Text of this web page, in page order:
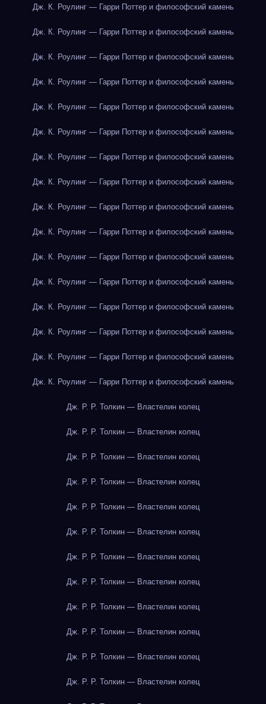
Дж. К. Роулинг — Гарри Поттер и философский камень
Дж. К. Роулинг — Гарри Поттер и философский камень
Дж. К. Роулинг — Гарри Поттер и философский камень
Дж. К. Роулинг — Гарри Поттер и философский камень
Дж. К. Роулинг — Гарри Поттер и философский камень
Дж. К. Роулинг — Гарри Поттер и философский камень
Дж. К. Роулинг — Гарри Поттер и философский камень
Дж. К. Роулинг — Гарри Поттер и философский камень
Дж. К. Роулинг — Гарри Поттер и философский камень
Дж. К. Роулинг — Гарри Поттер и философский камень
Дж. К. Роулинг — Гарри Поттер и философский камень
Дж. К. Роулинг — Гарри Поттер и философский камень
Дж. К. Роулинг — Гарри Поттер и философский камень
Дж. К. Роулинг — Гарри Поттер и философский камень
Дж. К. Роулинг — Гарри Поттер и философский камень
Дж. К. Роулинг — Гарри Поттер и философский камень
Дж. Р. Р. Толкин — Властелин колец
Дж. Р. Р. Толкин — Властелин колец
Дж. Р. Р. Толкин — Властелин колец
Дж. Р. Р. Толкин — Властелин колец
Дж. Р. Р. Толкин — Властелин колец
Дж. Р. Р. Толкин — Властелин колец
Дж. Р. Р. Толкин — Властелин колец
Дж. Р. Р. Толкин — Властелин колец
Дж. Р. Р. Толкин — Властелин колец
Дж. Р. Р. Толкин — Властелин колец
Дж. Р. Р. Толкин — Властелин колец
Дж. Р. Р. Толкин — Властелин колец